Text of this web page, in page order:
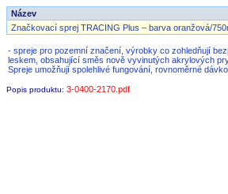
Název
Značkovací sprej TRACING Plus – barva oranžová/
- spreje pro pozemní značení, výrobky co zohledňují
leskem, obsahující směs nově vyvinutých akrylových
Spreje umožňují spolehlivé fungování, rovnoměrné
Popis produktu: 3-0400-2170.pdf